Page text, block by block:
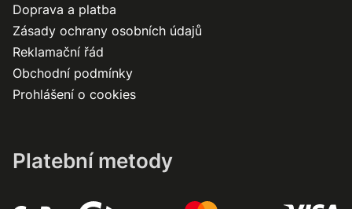
Doprava a platba
Zásady ochrany osobních údajů
Reklamační řád
Obchodní podmínky
Prohlášení o cookies
Platební metody